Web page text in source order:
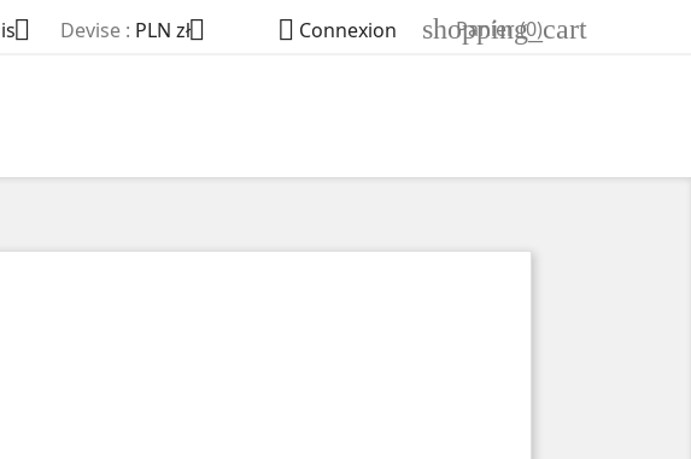
 Devise : PLN zł  Connexion shopping_cart
Panier(0)